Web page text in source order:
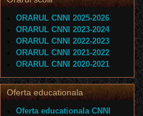
ORARUL CNNI 2025-2026
ORARUL CNNI 2023-2024
ORARUL CNNI 2022-2023
ORARUL CNNI 2021-2022
ORARUL CNNI 2020-2021
Oferta educationala
Oferta educationala CNNI